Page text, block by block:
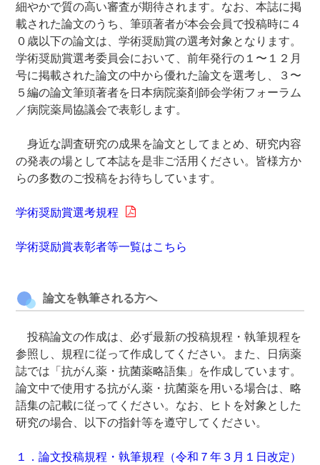
細やかで質の高い審査が期待されます。なお、本誌に掲
載された論文のうち、筆頭著者が本会会員で投稿時に４
０歳以下の論文は、学術奨励賞の選考対象となります。
学術奨励賞選考委員会において、前年発行の１〜１２月
号に掲載された論文の中から優れた論文を選考し、３〜
５編の論文筆頭著者を日本病院薬剤師会学術フォーラム
／病院薬局協議会で表彰します。
身近な調査研究の成果を論文としてまとめ、研究内容
の発表の場として本誌を是非ご活用ください。皆様方か
らの多数のご投稿をお待ちしています。
学術奨励賞選考規程
学術奨励賞表彰者等一覧はこちら
論文を執筆される方へ
投稿論文の作成は、必ず最新の投稿規程・執筆規程を
参照し、規程に従って作成してください。また、日病薬
誌では「抗がん薬・抗菌薬略語集」を作成しています。
論文中で使用する抗がん薬・抗菌薬を用いる場合は、略
語集の記載に従ってください。なお、ヒトを対象とした
研究の場合、以下の指針等を遵守してください。
１．論文投稿規程・執筆規程（令和７年３月１日改定）